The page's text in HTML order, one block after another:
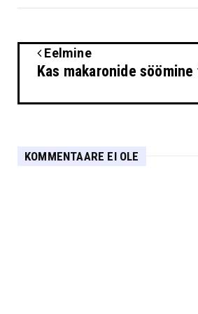
Eelmine
Kas makaronide
KOMMENTAARE EI OLE